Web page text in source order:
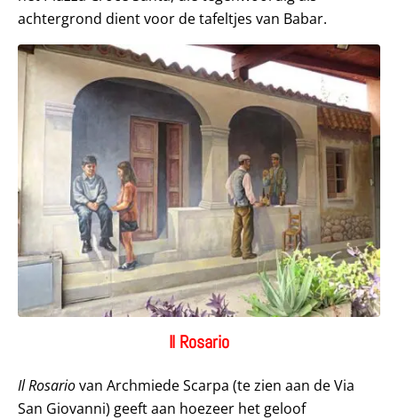
achtergrond dient voor de tafeltjes van Babar.
Il Rosario
Il Rosariovan Archmiede Scarpa (te zien aan de Via
San Giovanni) geeft aan hoezeer het geloof